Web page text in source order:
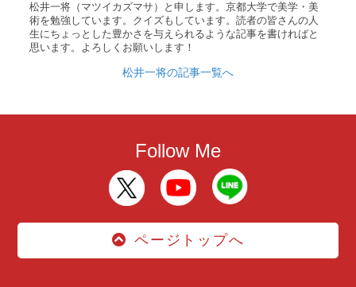
松井一将（マツイカズマサ）と申します。京都大学で美学・美
術を勉強しています。クイズもしています。読者の皆さんの人
生にちょっとした豊かさを与えられるような記事を書ければと
思います。よろしくお願いします！
松井一将の記事一覧へ
Follow Me
ページトップへ